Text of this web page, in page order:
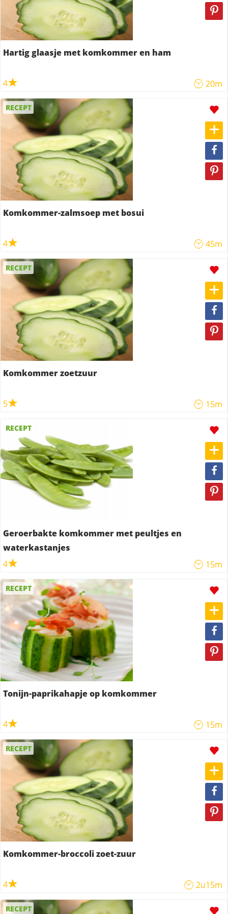
Hartig glaasje met komkommer en ham
4 20m
RECEPT
Komkommer-zalmsoep met bosui
4 45m
RECEPT
Komkommer zoetzuur
5 15m
RECEPT
Geroerbakte komkommer met peultjes en
waterkastanjes
4
15m
RECEPT
Tonijn-paprikahapje op komkommer
4 15m
RECEPT
Komkommer-broccoli zoet-zuur
4 2u15m
RECEPT